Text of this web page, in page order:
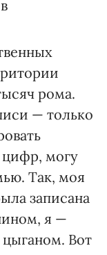
рома.
— только
цифр, могу
Так, моя
записана
я —
Вот